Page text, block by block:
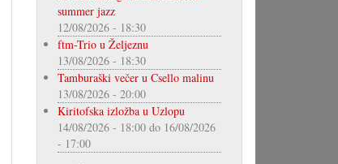
summer jazz
12/08/2026 - 18:30
ftm-Trio u Željeznu
13/08/2026 - 18:30
Tamburaški večer u Csello malinu
13/08/2026 - 20:00
Kiritofska izložba u Uzlopu
14/08/2026 - 18:00do 16/08/2026
- 17:00